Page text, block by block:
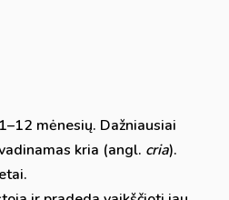
mėnesių. Dažniausiai
kria (angl. cria).